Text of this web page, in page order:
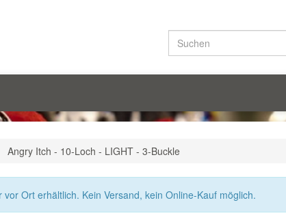
Angry Itch - 10-Loch - LIGHT - 3-Buckle
Ort erhältlich. Kein Versand, kein Online-Kauf möglich.